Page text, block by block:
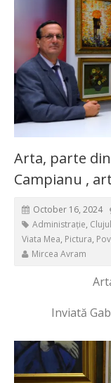
Arta, parte
Campianu ,
October 16, 2024
Administrație,
Viata Mea, Pictura,
Mircea Avram
Inviată